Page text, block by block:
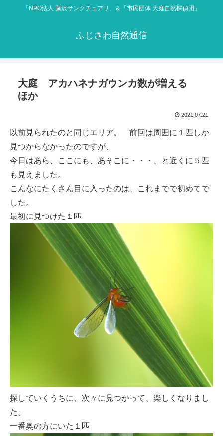
「NPO法人 藤沢サンクチュアリ」＆「市民団体 大庭自然探偵団」
ふじさわ自然通信
大庭 アカハネナガウンカ数が増える
ほか
2021.07.21
以前見られたのと同じエリア。 前回は周囲に１匹しか
見つからなかったのですが、
今日はあら、ここにも、あそこに・・・、と近くに５匹
も見えました。
こんなにたくさん目に入ったのは、これまでで初めてで
した。
最初に見つけた１匹
探していくうちに、次々に見つかって、楽しくなりまし
た。
一番奥の方にいた１匹